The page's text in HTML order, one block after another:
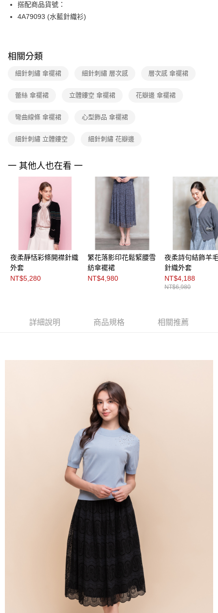
３．安心：先確認商品／服務後，再付款。
【「AFTEE先享後付」結帳流程】
３．收到繳費通知簡訊後14天內，點擊此簡訊中的連結，可透過四大超商／
※ 請注意：結帳手續完成當下不需立刻繳費，但若您需要取消訂單，請聯絡
後付繳納相關費用。
客戶支援中心」https://netprotections.freshdesk.com/support/home
【注意事項】
權轉讓予恩沛科技股份有限公司。
２．關於個人資料處理事宜，請瀏覽以下網址：
https://aftee.tw/terms/#terms3
３．未成年的使用者請事先徵得法定代理人或監護人之同意方可使用
「AFTEE先享後付」，若未經同意申辦者引起之損失，本公司不負相關責
４．使用「AFTEE先享後付」時，將依據個別帳號之用戶狀況，依本公司即
時審查核予不同之上限額度；若仍有額度不足之情形，本公司將視審查結果
請求用戶進行身份認證。
５．嚴禁一人註冊多個帳號或使用他人資訊註冊。若發現惡意使用之情形，
恩沛科技股份有限公司將有權停止該用戶之使用額度並採取法律行動。
全家取貨付款
每筆NT$90，滿NT$3,600(含以上)免運費
每筆NT$90，滿NT$3,600(含以上)免運費
7-11取貨付款
每筆NT$90，滿NT$3,600(含以上)免運費
離島宅配 (蘭嶼恕不配送)
每筆NT$200，滿NT$8,000(含以上)免運費
付款後門市自取
搭配商品貨號：
4A79093 (水藍針織衫)
相關分類
細針刺繡 傘襬裙 細針刺繡 層次感 層次感 傘襬裙
蕾絲 傘襬裙 立體鏤空 傘襬裙 花瓣邊 傘襬裙
彎曲線條 傘襬裙 心型飾品 傘襬裙
細針刺繡 立體鏤空 細針刺繡 花瓣邊
一 其他人也在看 一
夜柔靜恬彩條開襟針織
外套
NT$5,280
繁花落影印花鬆緊腰雪
紡傘襬裙
NT$4,980
夜柔詩句結飾羊
針織外套
NT$4,188
NT$6,980
詳細說明 商品規格 相關推薦